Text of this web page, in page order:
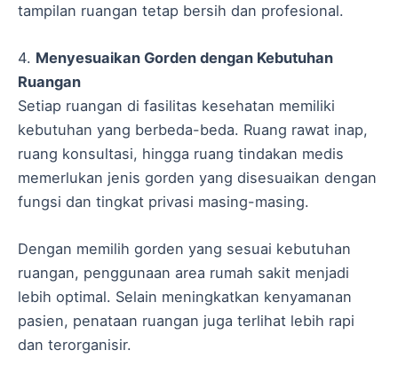
tampilan ruangan tetap bersih dan profesional.
4. Menyesuaikan Gorden dengan Kebutuhan
Ruangan
Setiap ruangan di fasilitas kesehatan memiliki
kebutuhan yang berbeda-beda. Ruang rawat inap,
ruang konsultasi, hingga ruang tindakan medis
memerlukan jenis gorden yang disesuaikan dengan
fungsi dan tingkat privasi masing-masing.
Dengan memilih gorden yang sesuai kebutuhan
ruangan, penggunaan area rumah sakit menjadi
lebih optimal. Selain meningkatkan kenyamanan
pasien, penataan ruangan juga terlihat lebih rapi
dan terorganisir.